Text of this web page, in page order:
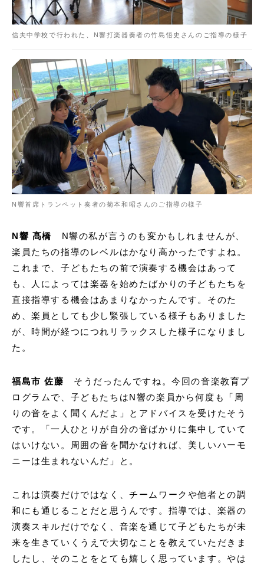
信夫中学校で行われた、N響打楽器奏者の竹島悟史さんのご指導の様子
N響首席トランペット奏者の菊本和昭さんのご指導の様子
N響 髙橋
N響の私が言うのも変かもしれませんが、
楽員たちの指導のレベルはかなり高かったですよね。
これまで、子どもたちの前で演奏する機会はあって
も、人によっては楽器を始めたばかりの子どもたちを
直接指導する機会はあまりなかったんです。そのた
め、楽員としても少し緊張している様子もありました
が、時間が経つにつれリラックスした様子になりまし
た。
福島市 佐藤
そうだったんですね。今回の音楽教育プ
ログラムで、子どもたちはN響の楽員から何度も「周
りの音をよく聞くんだよ」とアドバイスを受けたそう
です。「一人ひとりが自分の音ばかりに集中していて
はいけない。周囲の音を聞かなければ、美しいハーモ
ニーは生まれないんだ」と。
これは演奏だけではなく、チームワークや他者との調
和にも通じることだと思うんです。指導では、楽器の
演奏スキルだけでなく、音楽を通じて子どもたちが未
来を生きていくうえで大切なことを教えていただきま
したし、そのことをとても嬉しく思っています。やは